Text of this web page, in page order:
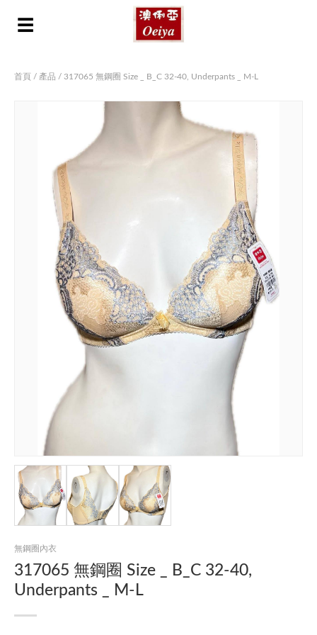
☰
首頁 / 產品 / 317065 無鋼圈 Size _ B_C 32-40, Underpants _ M-L
無鋼圈內衣
317065 無鋼圈 Size _ B_C 32-40,
Underpants _ M-L